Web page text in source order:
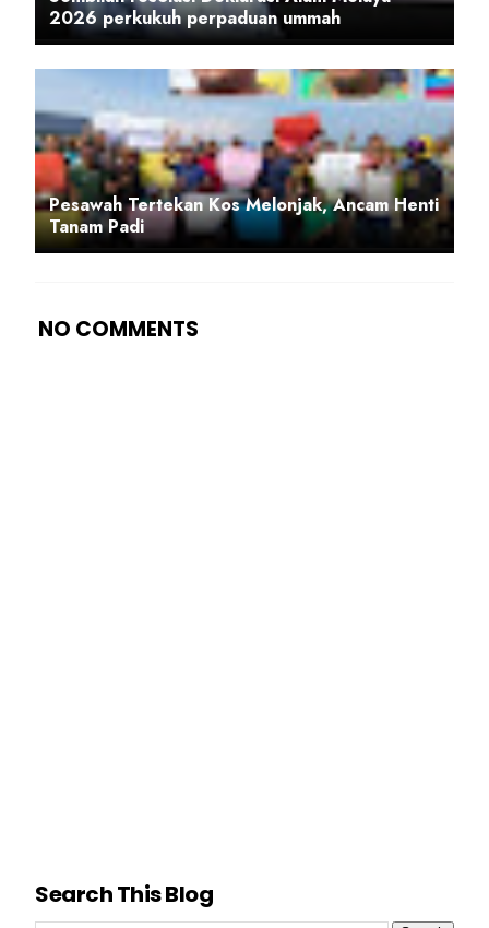
2026 perkukuh perpaduan ummah
Pesawah Tertekan Kos Melonjak, Ancam Henti
Tanam Padi
NO COMMENTS
Search This Blog